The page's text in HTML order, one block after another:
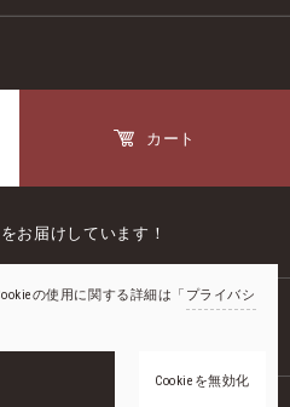
カートに入れる
カート
お届けしています！
の使用に関する詳細は「 プライバシ
Cookieを無効化